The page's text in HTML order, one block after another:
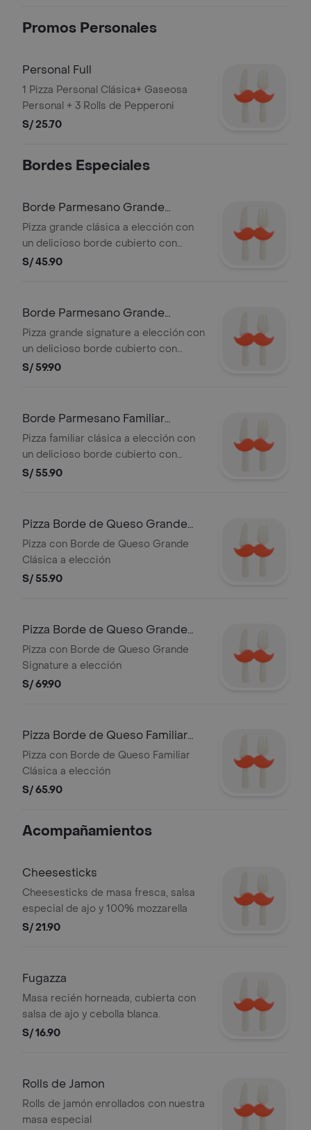
Razón Social: CORPORACION
Promos Personales
Personal Full
1 Pizza Personal Clásica+ Gaseosa
Personal + 3 Rolls de Pepperoni
S/ 25.70
Bordes Especiales
Borde Parmesano Grande
Clásica
Pizza grande clásica a elección con
un delicioso borde cubierto con
parmesano gratinado en los bordes
S/ 45.90
Borde Parmesano Grande
Signature
Pizza grande signature a elección con
un delicioso borde cubierto con
parmesano gratinado en los bordes
S/ 59.90
Borde Parmesano Familiar
Clasico
Pizza familiar clásica a elección con
un delicioso borde cubierto con
parmesano gratinado en los bordes
S/ 55.90
Pizza Borde de Queso Grande
Clásica
Pizza con Borde de Queso Grande
Clásica a elección
S/ 55.90
Pizza Borde de Queso Grande
Signature
Pizza con Borde de Queso Grande
Signature a elección
S/ 69.90
Pizza Borde de Queso Familiar
Clásica
Pizza con Borde de Queso Familiar
Clásica a elección
S/ 65.90
Acompañamientos
Cheesesticks
Cheesesticks de masa fresca, salsa
especial de ajo y 100% mozzarella
S/ 21.90
Fugazza
Masa recién horneada, cubierta con
salsa de ajo y cebolla blanca.
S/ 16.90
Rolls de Jamon
Rolls de jamón enrollados con nuestra
masa especial